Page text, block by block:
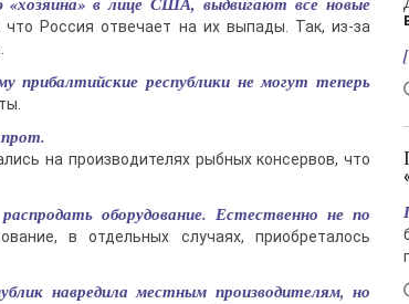
Россия отвечает на их выпады. Так, из-за
прибалтийские республики не могут теперь
на производителях рыбных консервов, что
оборудование. Естественно не по
в отдельных случаях, приобреталось
навредила местным производителям, но
Подрыв